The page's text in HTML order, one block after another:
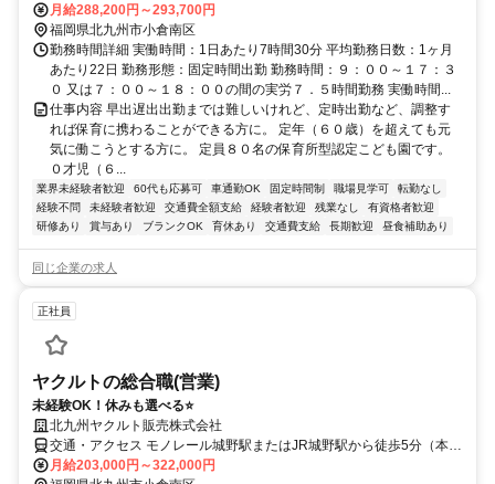
ノレール城野駅徒歩７分
月給288,200円～293,700円
福岡県北九州市小倉南区
勤務時間詳細 実働時間：1日あたり7時間30分 平均勤務日数：1ヶ月
あたり22日 勤務形態：固定時間出勤 勤務時間：９：００～１７：３
０ 又は７：００～１８：００の間の実労７．５時間勤務 実働時間...
仕事内容 早出遅出出勤までは難しいけれど、定時出勤など、調整す
れば保育に携わることができる方に。 定年（６０歳）を超えても元
気に働こうとする方に。 定員８０名の保育所型認定こども園です。
０才児（６...
業界未経験者歓迎 60代も応募可 車通勤OK 固定時間制 職場見学可
転勤なし
経験不問
未経験者歓迎 交通費全額支給 経験者歓迎 残業なし
有資格者歓迎
研修あり
賞与あり ブランクOK 育休あり 交通費支給 長期歓迎 昼食補助あり
同じ企業の求人
正社員
ヤクルトの総合職(営業)
未経験OK！休みも選べる⭐️
北九州ヤクルト販売株式会社
交通・アクセス モノレール城野駅またはJR城野駅から徒歩5分（本
社）
月給203,000円～322,000円